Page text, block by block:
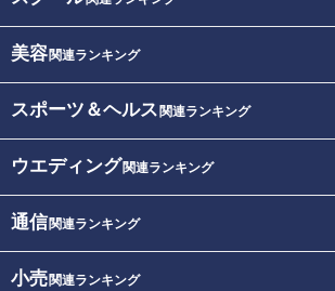
美容関連ランキング
スポーツ＆ヘルス 関連ランキング
ウエディング関連ランキング
通信関連ランキング
小売関連ランキング